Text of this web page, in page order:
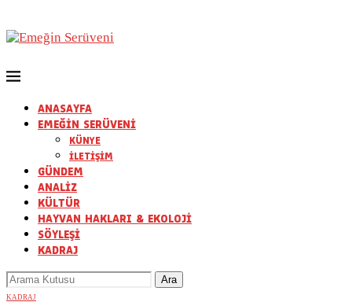
ANASAYFA
EMEĞİN SERÜVENİ
KÜNYE
İLETİŞİM
GÜNDEM
ANALİZ
KÜLTÜR
HAYVAN HAKLARI & EKOLOJİ
SÖYLEŞİ
KADRAJ
KADRAJ